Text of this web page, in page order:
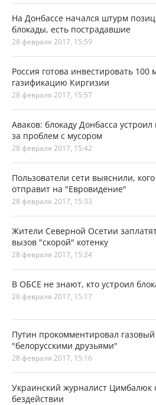
На Донбассе начался штурм
блокады, есть пострадавшие
28 февраля 2017, 15:59
Россия готова инвестировать 100
газификацию Киргизии
28 февраля 2017, 15:57
Аваков: блокаду Донбасса
за проблем с мусором
28 февраля 2017, 15:42
Пользователи сети выяснили,
отправит на "Евровидение"
28 февраля 2017, 15:33
Жители Северной Осетии
вызов "скорой" котенку
28 февраля 2017, 15:24
В ОБСЕ не знают, кто устроил
28 февраля 2017, 15:17
Путин прокомментировал газовый
"белорусскими друзьями"
28 февраля 2017, 15:16
Украинский журналист Цимбалюк
бездействии